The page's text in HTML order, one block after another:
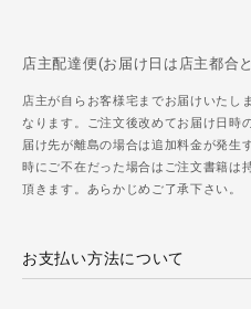
店主配達便(お届け日は店主都合
店主が自らお客様宅までお届けいたし
なります。ご注文後改めてお届け日時
届け先が離島の場合は追加料金が発生
時にご不在だった場合はご注文書籍は
頂きます。あらかじめご了承下さい。
お支払い方法について